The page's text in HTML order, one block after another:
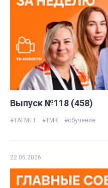
Выпуск №118 (458)
#ТАГМЕТ #ТМК #обучение
22.05.2026